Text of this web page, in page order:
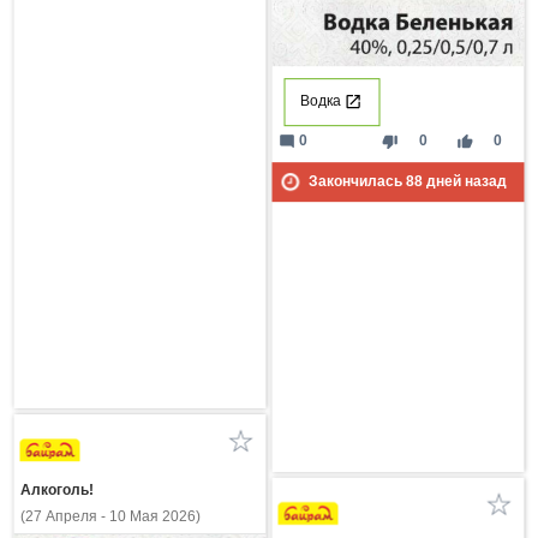
Водка
thumb_down 0 thumb_up 0
mode_comment 0
Закончилась 88дней назад
Алкоголь!
(27 Апреля - 10 Мая 2026)